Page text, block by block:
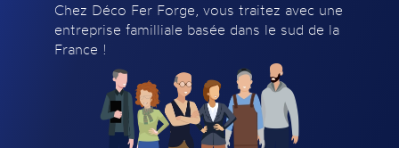
Chez Déco Fer Forge, vous traitez avec une
entreprise familliale basée dans le sud de la
France !